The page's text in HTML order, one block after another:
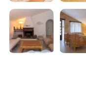
- consumi di acqua
- assistenza in loco
- pulizia iniziale e finale
- la fornitura di